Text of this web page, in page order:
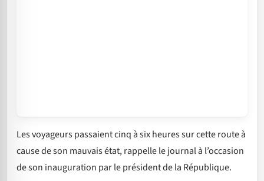
Les voyageurs passaient cinq à six heures sur cette route à
cause de son mauvais état, rappelle le journal à l’occasion
de son inauguration par le président de la République.